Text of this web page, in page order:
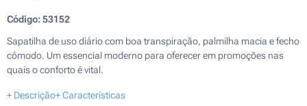
Código:53152
Sapatilha de uso diário com boa transpiração, palmilha macia e fecho
cómodo. Um essencial moderno para oferecer em promoções nas
quais o conforto é vital.
+ Descrição+ Características